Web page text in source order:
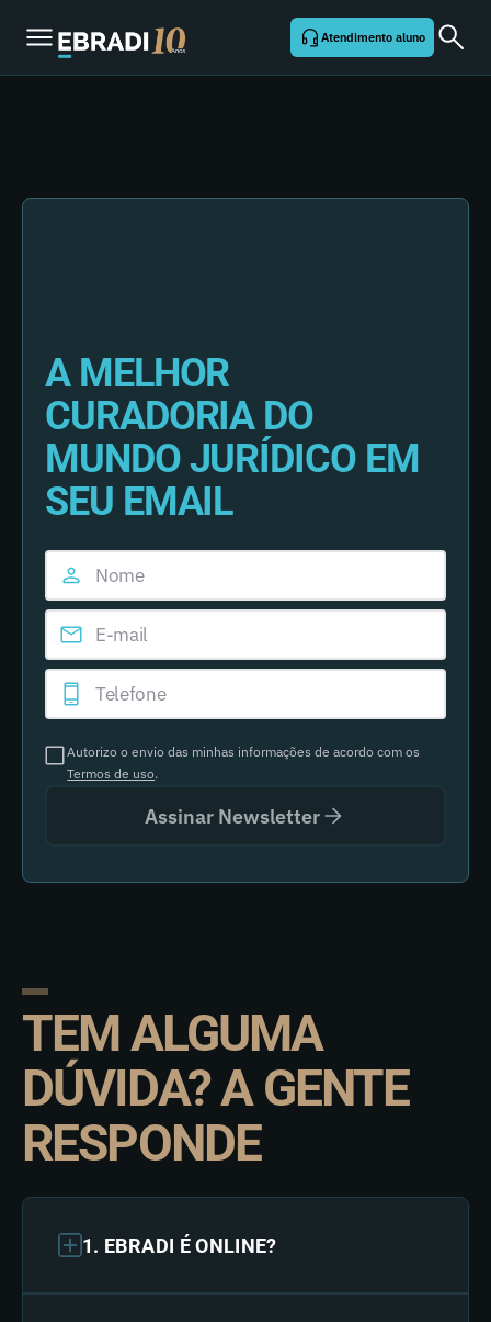
Atendimento aluno
A MELHOR
CURADORIA DO
MUNDO JURÍDICO EM
SEU EMAIL
Autorizo o envio das minhas informações de acordo com os
Termos de uso.
Assinar Newsletter
TEM ALGUMA
DÚVIDA? A GENTE
RESPONDE
1. EBRADI É ONLINE?